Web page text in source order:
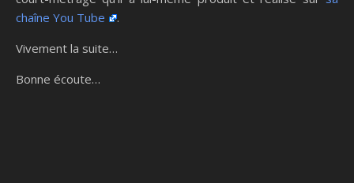
chaîne You Tube
.
Vivement la suite…
Bonne écoute…